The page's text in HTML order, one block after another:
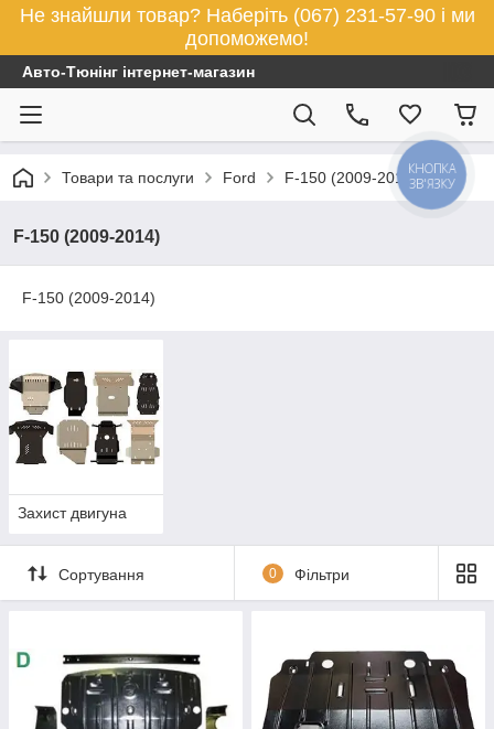
Не знайшли товар? Наберіть (067) 231-57-90 і ми
допоможемо!
Авто-Тюнінг інтернет-магазин
Товари та послуги Ford F-150 (2009-2014)
F-150 (2009-2014)
F-150 (2009-2014)
Захист двигуна
Сортування 0 Фільтри
КНОПКА
ЗВ'ЯЗКУ